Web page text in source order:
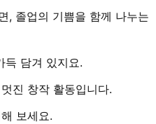
, 졸업의 기쁨을 함께 나누는
득 담겨 있지요.
진 창작 활동입니다.
보세요.